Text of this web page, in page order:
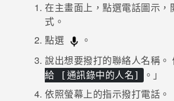
優惠專區
企業採購
銷售通路
支援服務
VIVELAND
在主畫面上，點選電話圖示，
式。
點選
。
說出想要撥打的聯絡人名稱。
給 [通訊錄中的人名]
。」
依照螢幕上的指示撥打電話。